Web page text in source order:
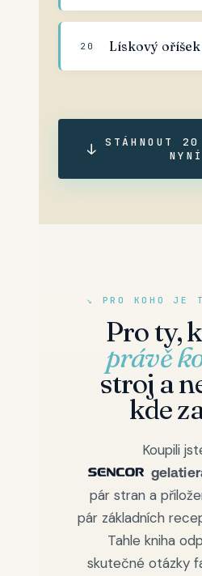
20 Lískový
↓
STÁHNOUT 20
NYNÍ
↘ PRO KOHO JE
Pro ty,
právě
stroj a
kde
Koupili
pár stran a
pár základních
Tahle kniha
skutečné otázky